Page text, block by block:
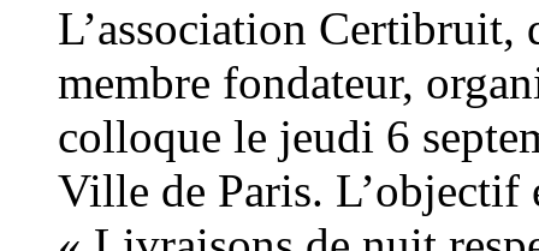
L’association Certibruit,
membre fondateur,
colloque le jeudi 6
Ville de Paris. L’objectif